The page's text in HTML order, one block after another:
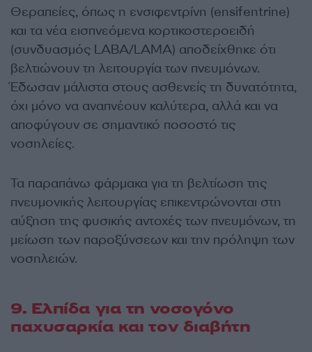
Θεραπείες, όπως η ενσιφεντρίνη (ensifentrine)
και τα νέα εισπνεόμενα κορτικοστεροειδή
(συνδυασμός LABA/LAMA) αποδείχθηκε ότι
βελτιώνουν τη λειτουργία των πνευμόνων.
Έδωσαν μάλιστα στους ασθενείς τη δυνατότητα,
όχι μόνο να αναπνέουν καλύτερα, αλλά και να
αποφύγουν σε σημαντικό ποσοστό τις
νοσηλείες.
Τα παραπάνω φάρμακα για τη βελτίωση της
πνευμονικής λειτουργίας επικεντρώνονται στη
αύξηση της φυσικής αντοχές των πνευμόνων, τη
μείωση των παροξύνσεων και την πρόληψη των
νοσηλειών.
9. Ελπίδα για τη νοσογόνο
παχυσαρκία και τον διαβήτη